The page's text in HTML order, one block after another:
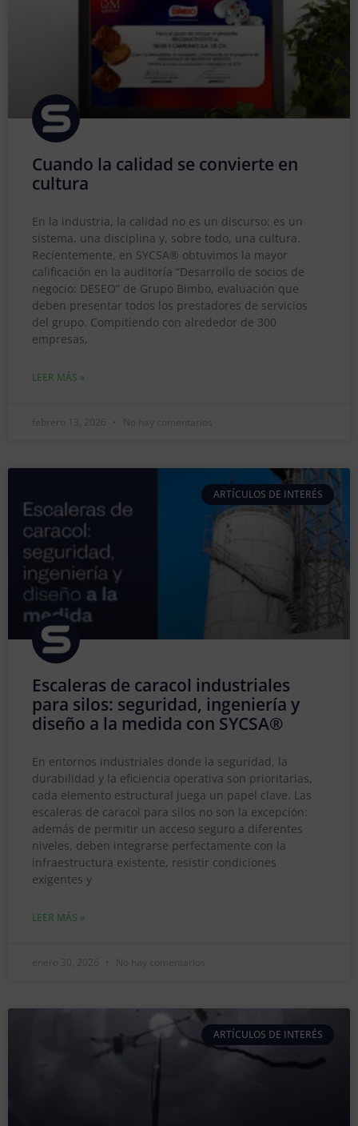
Cuando la calidad se convierte en
cultura
En la industria, la calidad no es un discurso: es un
sistema, una disciplina y, sobre todo, una cultura.
Recientemente, en SYCSA® obtuvimos la mayor
calificación en la auditoría “Desarrollo de socios de
negocio: DESEO” de Grupo Bimbo, evaluación que
deben presentar todos los prestadores de servicios
del grupo. Compitiendo con alrededor de 300
empresas,
LEER MÁS »
febrero 13, 2026 No hay comentarios
ARTÍCULOS DE INTERÉS
Escaleras de caracol industriales
para silos: seguridad, ingeniería y
diseño a la medida con SYCSA®
En entornos industriales donde la seguridad, la
durabilidad y la eficiencia operativa son prioritarias,
cada elemento estructural juega un papel clave. Las
escaleras de caracol para silos no son la excepción:
además de permitir un acceso seguro a diferentes
niveles, deben integrarse perfectamente con la
infraestructura existente, resistir condiciones
exigentes y
LEER MÁS »
enero 30, 2026 No hay comentarios
ARTÍCULOS DE INTERÉS